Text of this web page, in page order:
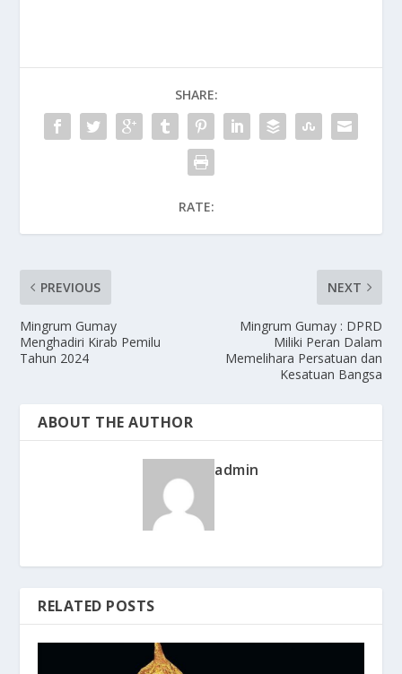
SHARE:
RATE:
PREVIOUS
Mingrum Gumay
Menghadiri Kirab Pemilu
Tahun 2024
NEXT
Mingrum Gumay : DPRD
Miliki Peran Dalam
Memelihara Persatuan dan
Kesatuan Bangsa
ABOUT THE AUTHOR
admin
RELATED POSTS